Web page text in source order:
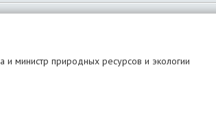
и министр природных ресурсов и экологии